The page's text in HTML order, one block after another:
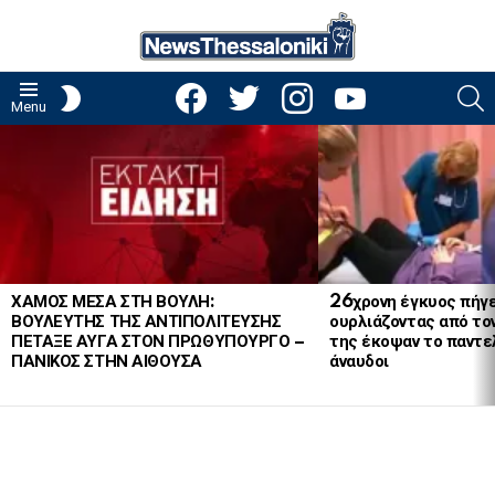
Menu
facebooktwitter instagramyoutube
ΧΑΜΟΣ ΜΕΣΑ ΣΤΗ ΒΟΥΛΗ:
ΒΟΥΛΕΥΤΗΣ ΤΗΣ ΑΝΤΙΠΟΛΙΤΕΥΣΗΣ
ΠΕΤΑΞΕ ΑΥΓΑ ΣΤΟΝ ΠΡΩΘΥΠΟΥΡΓΟ –
ΠΑΝΙΚΟΣ ΣΤΗΝ ΑΙΘΟΥΣΑ
26χρονη έγκυος
ουρλιάζοντας από
της έκοψαν το
άναυδοι